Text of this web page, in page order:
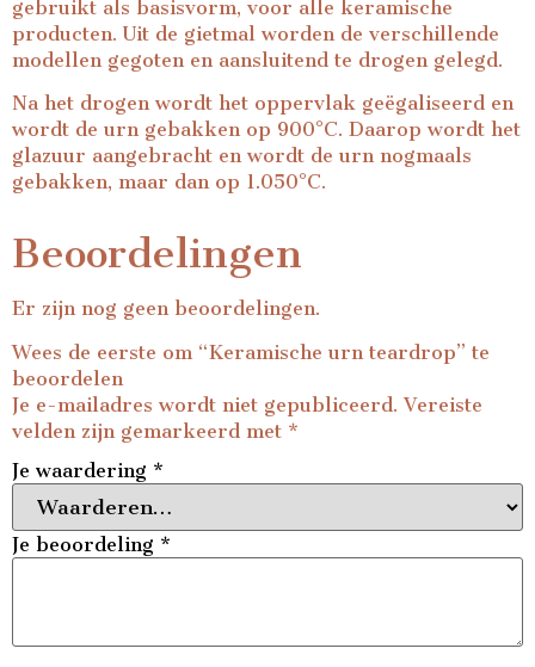
gebruikt als basisvorm, voor alle keramische
producten. Uit de gietmal worden de verschillende
modellen gegoten en aansluitend te drogen gelegd.
Na het drogen wordt het oppervlak geëgaliseerd en
wordt de urn gebakken op 900°C. Daarop wordt het
glazuur aangebracht en wordt de urn nogmaals
gebakken, maar dan op 1.050°C.
Beoordelingen
Er zijn nog geen beoordelingen.
Wees de eerste om “Keramische urn teardrop” te
beoordelen
Je e-mailadres wordt niet gepubliceerd. Vereiste
velden zijn gemarkeerd met *
Je waardering *
Je beoordeling *